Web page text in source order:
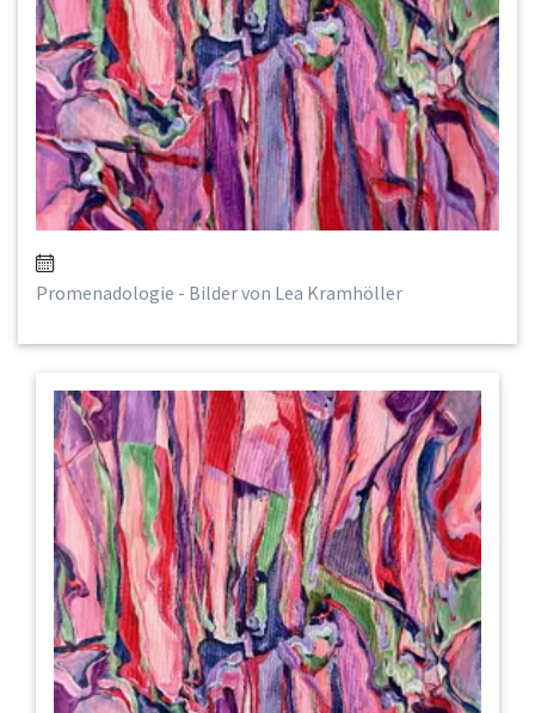
Promenadologie - Bilder von Lea Kramhöller